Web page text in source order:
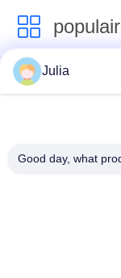
Julia
Good day, what